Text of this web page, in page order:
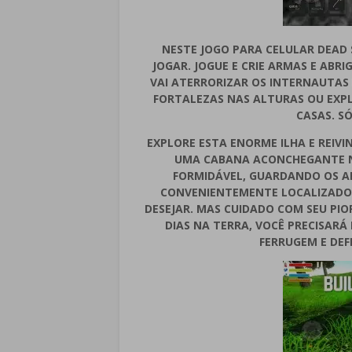
NESTE JOGO PARA CELULAR
JOGAR. JOGUE E CRIE ARMAS E
VAI ATERRORIZAR OS
FORTALEZAS NAS ALTURAS OU
CASAS.
EXPLORE ESTA ENORME ILHA E
UMA CABANA ACONCHEGANTE
FORMIDÁVEL, GUARDANDO OS
CONVENIENTEMENTE LOCALIZADO
DESEJAR. MAS CUIDADO COM SEU
DIAS NA TERRA, VOCÊ
FERRUGEM E